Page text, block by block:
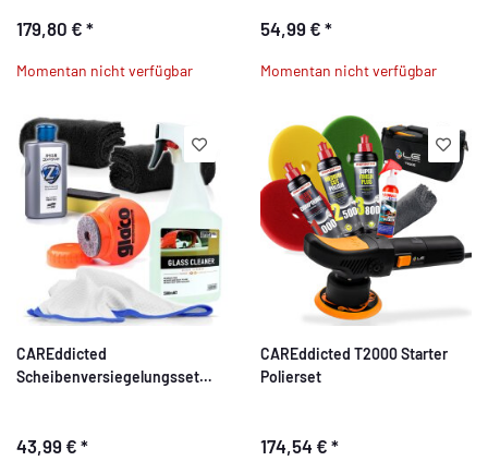
179,80 € *
Momentan nicht verfügbar
54,99 € *
Momentan nicht verfügbar
CAREddicted
Scheibenversiegelungsset
43,99 € *
CAREddicted T2000 Starter
Polierset
174,54 € *